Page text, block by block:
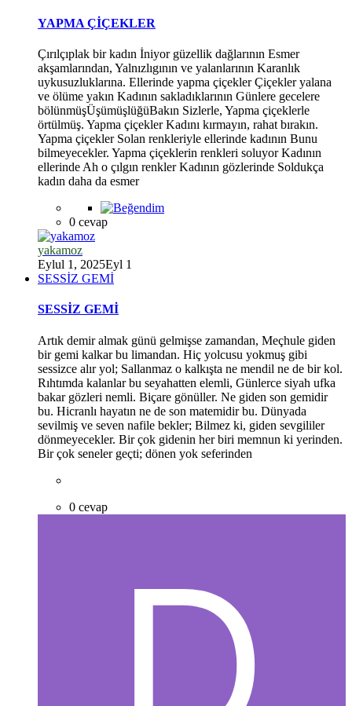
YAPMA ÇİÇEKLER
Çırılçıplak bir kadın İniyor güzellik dağlarının Esmer
akşamlarından, Yalnızlıgının ve yalanlarının Karanlık
uykusuzluklarına. Ellerinde yapma çiçekler Çiçekler yalana
ve ölüme yakın Kadının sakladıklarının Günlere gecelere
bölünmüşÜşümüşlüğüBakın Sizlerle, Yapma çiçeklerle
örtülmüş. Yapma çiçekler Kadını kırmayın, rahat bırakın.
Yapma çiçekler Solan renkleriyle ellerinde kadının Bunu
bilmeyecekler. Yapma çiçeklerin renkleri soluyor Kadının
ellerinde Ah o çılgın renkler Kadının gözlerinde Soldukça
kadın daha da esmer
0 cevap
yakamoz
Eylul 1, 2025Eyl 1
SESSİZ GEMİ
SESSİZ GEMİ
Artık demir almak günü gelmişse zamandan, Meçhule giden
bir gemi kalkar bu limandan. Hiç yolcusu yokmuş gibi
sessizce alır yol; Sallanmaz o kalkışta ne mendil ne de bir kol.
Rıhtımda kalanlar bu seyahatten elemli, Günlerce siyah ufka
bakar gözleri nemli. Biçare gönüller. Ne giden son gemidir
bu. Hicranlı hayatın ne de son matemidir bu. Dünyada
sevilmiş ve seven nafile bekler; Bilmez ki, giden sevgililer
dönmeyecekler. Bir çok gidenin her biri memnun ki yerinden.
Bir çok seneler geçti; dönen yok seferinden
0 cevap